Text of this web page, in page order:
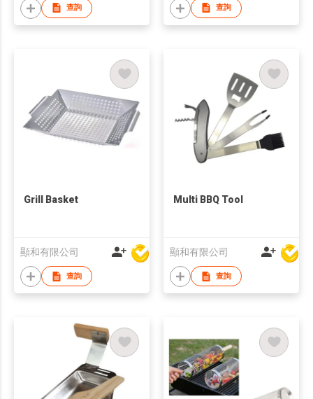
查詢 查詢
Grill Basket
顯和有限公司
查詢
Multi BBQ Tool
顯和有限公司
查詢